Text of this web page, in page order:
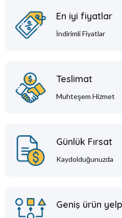
En iyi fiyatlar
İndirimli Fiyatlar
Teslimat
Muhteşem Hizmet
Günlük Fırsat
Kaydolduğunuzda
Geniş ürün